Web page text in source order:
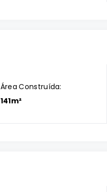
Área Construída:
141m²